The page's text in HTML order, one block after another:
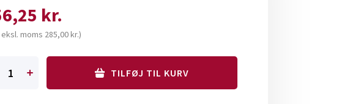
kr.
moms 285,00kr.)
TILFØJ TIL KURV